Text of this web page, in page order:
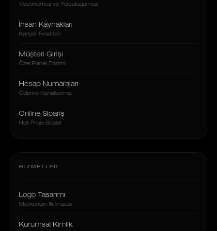
Vizyonumuz ve Yolculuğumuz
İnsan Kaynakları
Kariyer Fırsatları
Müşteri Girişi
Özel Panel Erişimi
Hesap Numaraları
Ödeme Kanallarımız
Online Sipariş
Hızlı Proje Başlat
HIZMETLER
Logo Tasarımı
Markanızın İlk İmzası
Kurumsal Kimlik